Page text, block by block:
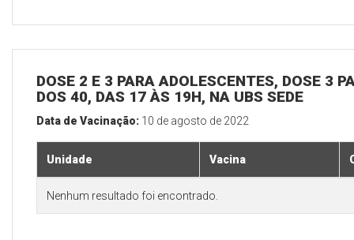
DOSE 2 E 3 PARA ADOLESCENTES, DOSE 3
DOS 40, DAS 17 ÀS 19H, NA UBS SEDE
Data de Vacinação: 10 de agosto de 2022
Unidade Vacina
Nenhum resultado foi encontrado.